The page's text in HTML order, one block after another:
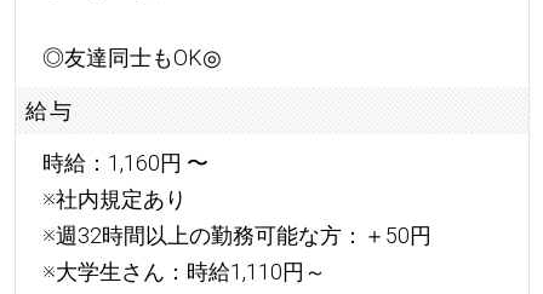
◎友達同士もOK◎
給与
時給：1,160円 〜
※社内規定あり
※週32時間以上の勤務可能な方：＋50円
※大学生さん：時給1,110円～